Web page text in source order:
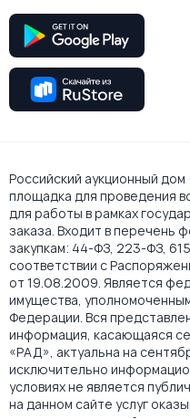
Российский аукционный
площадка для проведения
для работы в рамках
заказа. Входит в перечень
закупкам: 44-ФЗ, 223-ФЗ,
соответствии с
от 19.08.2009. Является
имущества,
Федерации. Вся
информация, касающаяся
«РАД», актуальна на
исключительно
условиях не является
на данном сайте услуг